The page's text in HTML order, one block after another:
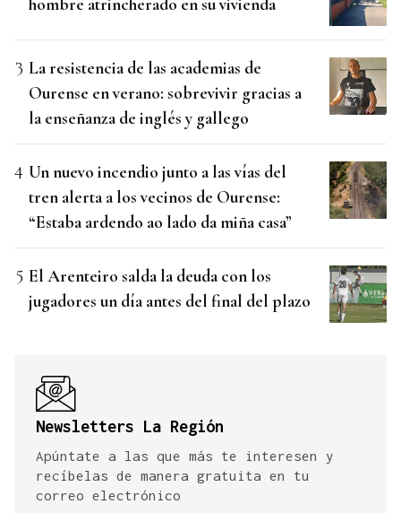
hombre atrincherado en su vivienda
La resistencia de las academias de
Ourense en verano: sobrevivir gracias a
la enseñanza de inglés y gallego
Un nuevo incendio junto a las vías del
tren alerta a los vecinos de Ourense:
“Estaba ardendo ao lado da miña casa”
El Arenteiro salda la deuda con los
jugadores un día antes del final del plazo
Newsletters La Región
Apúntate a las que más te interesen y
recíbelas de manera gratuita en tu
correo electrónico